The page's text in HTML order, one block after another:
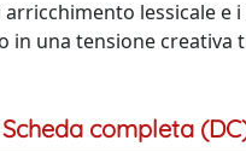
lessicale e
in una tensione
Scheda completa